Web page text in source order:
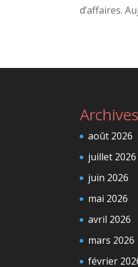
d’affaires.
Archives
août 2026
juillet 2026
juin 2026
mai 2026
avril 2026
mars 2026
février